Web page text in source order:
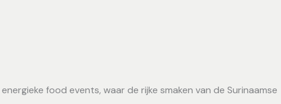
food events, waar de rijke smaken van de Surinaamse